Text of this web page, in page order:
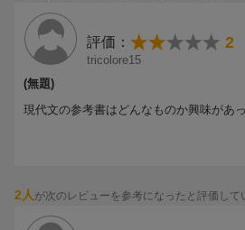
●巻頭に「よくある質問 Q＆A」つき
●別冊「問題編」つきで、どこでもトレ
評価： 2
tricolore15
(無題)
現代文の参考書はどんなものか興味があ
2人 が次のレビューを参考になったと評価して